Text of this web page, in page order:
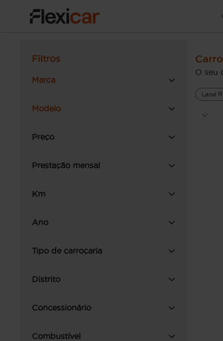
Filtros
Marca
Modelo
Preço
Prestação mensal
Km
Ano
Tipo de carroçaria
Distrito
Concessionário
Combustível
O seu
Land